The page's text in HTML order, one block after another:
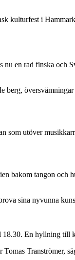
kulturfest i
en rad finska och
berg,
utöver
bakom tangon och
sina nyvunna
En hyllning till
Tranströmer,